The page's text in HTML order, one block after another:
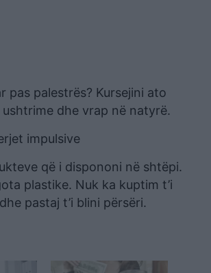
pas palestrës? Kursejini ato
dhe vrap në natyrë.
impulsive
që i dispononi në shtëpi.
plastike. Nuk ka kuptim t’i
pastaj t’i blini përsëri.